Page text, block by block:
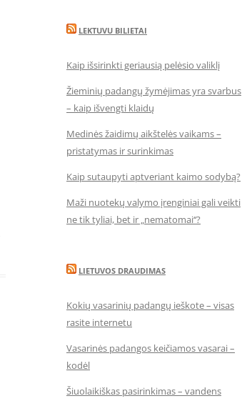
LEKTUVU BILIETAI
Kaip išsirinkti geriausią pelėsio valiklį
Žieminių padangų žymėjimas yra svarbus
– kaip išvengti klaidų
Medinės žaidimų aikštelės vaikams –
pristatymas ir surinkimas
Kaip sutaupyti aptveriant kaimo sodybą?
Maži nuotekų valymo įrenginiai gali veikti
ne tik tyliai, bet ir „nematomai‘‘?
LIETUVOS DRAUDIMAS
Kokių vasarinių padangų ieškote – visas
rasite internetu
Vasarinės padangos keičiamos vasarai –
kodėl
Šiuolaikiškas pasirinkimas – vandens